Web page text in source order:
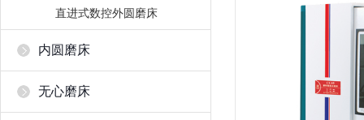
直进式数控外圆磨床
内圆磨床
无心磨床